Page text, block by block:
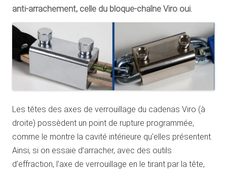
anti-arrachement, celle du bloque-chaîne Viro oui.
Les têtes des axes de verrouillage du cadenas Viro (à
droite) possèdent un point de rupture programmée,
comme le montre la cavité intérieure qu’elles présentent.
Ainsi, si on essaie d’arracher, avec des outils
d’effraction, l’axe de verrouillage en le tirant par la tête,